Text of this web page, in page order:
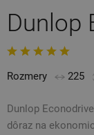
Dunlop
Rozmery 225
Dunlop
dôraz na